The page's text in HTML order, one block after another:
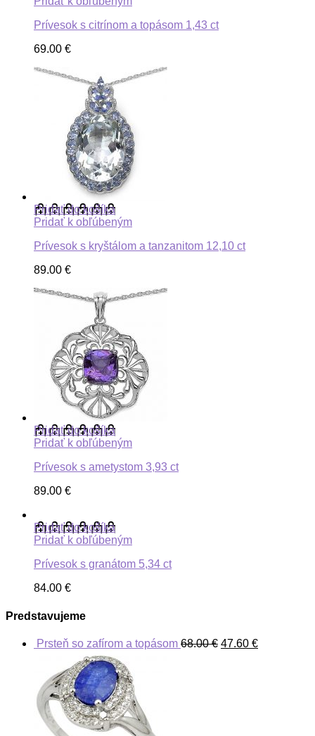
Prívesok s citrínom a topásom 1,43 ct
69.00 €
Pridať do košíka
Pridať k obľúbeným
Prívesok s kryštálom a tanzanitom 12,10 ct
89.00 €
Pridať do košíka
Pridať k obľúbeným
Prívesok s ametystom 3,93 ct
89.00 €
Pridať do košíka
Pridať k obľúbeným
Prívesok s granátom 5,34 ct
84.00 €
Predstavujeme
Prsteň so zafírom a topásom 68.00€ 47.60 €